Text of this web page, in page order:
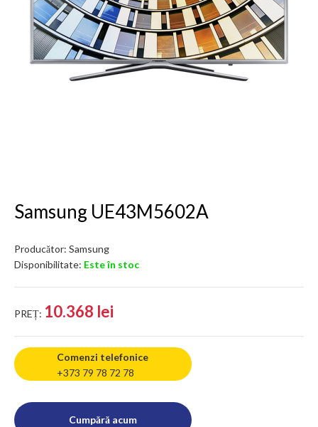
Samsung UE43M5602A
Producător: Samsung
Disponibilitate: Este în stoc
PREȚ: 10.368 lei
Comenzi telefonice
+373 79 78 72 78